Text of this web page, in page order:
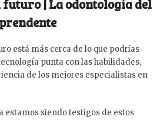
| La odontología del
está más cerca de lo que podrías
punta con las habilidades,
de los mejores especialistas en
estamos siendo testigos de estos